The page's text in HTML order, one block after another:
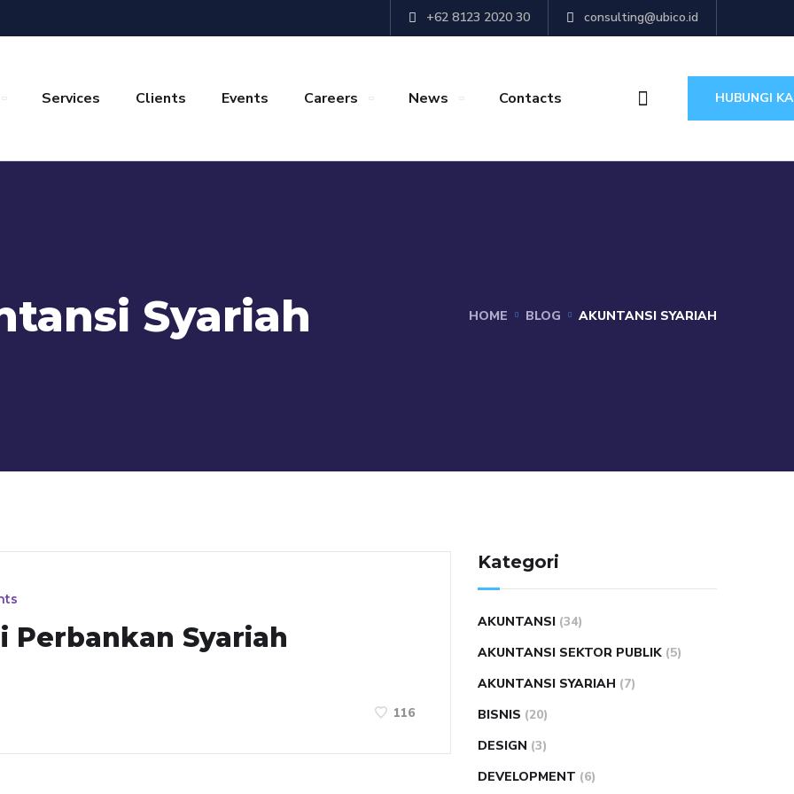
+62 8123 2020 30 consulting@ubico.id
Services Clients Events Careers News Contacts HUBUNGI
Syariah HOME BLOG AKUNTANSI SYARIAH
Perbankan Syariah
116
Kategori
AKUNTANSI (34)
AKUNTANSI SEKTOR PUBLIK (5)
AKUNTANSI SYARIAH (7)
BISNIS (20)
DESIGN (3)
DEVELOPMENT (6)